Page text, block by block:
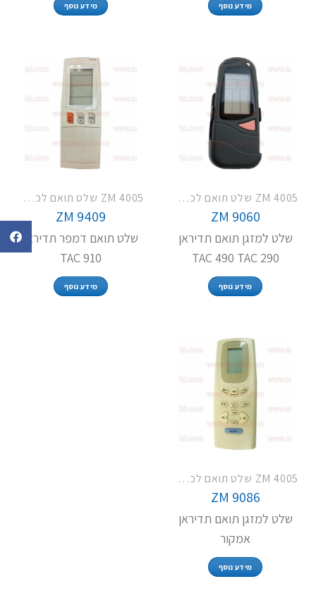
מידע נוסף מידע נוסף
ZM 4005 שלט תואם לכל מזגני תדיראן
ZM 9060
שלט למזגן תואם תדיראן
TAC 490 TAC 290
מידע נוסף
ZM 4005 שלט תואם לכל מזגני תדיראן
ZM 9409
שלט תואם דמפר תדיראן
TAC 910
מידע נוסף
ZM 4005 שלט תואם לכל מזגני תדיראן
ZM 9086
שלט למזגן תואם תדיראן
אמקור
מידע נוסף